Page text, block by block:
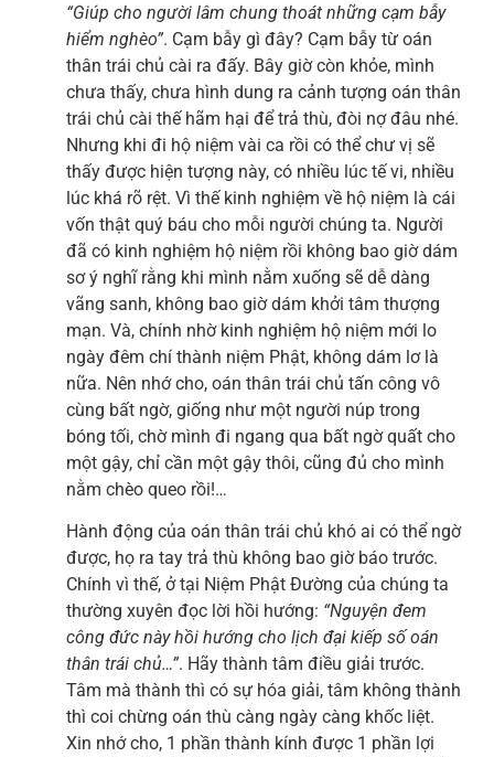
“Giúp cho người lâm chung thoát những cạm bẫy
hiểm nghèo”. Cạm bẫy gì đây? Cạm bẫy từ oán
thân trái chủ cài ra đấy. Bây giờ còn khỏe, mình
chưa thấy, chưa hình dung ra cảnh tượng oán thân
trái chủ cài thế hãm hại để trả thù, đòi nợ đâu nhé.
Nhưng khi đi hộ niệm vài ca rồi có thể chư vị sẽ
thấy được hiện tượng này, có nhiều lúc tế vi, nhiều
lúc khá rõ rệt. Vì thế kinh nghiệm về hộ niệm là cái
vốn thật quý báu cho mỗi người chúng ta. Người
đã có kinh nghiệm hộ niệm rồi không bao giờ dám
sơ ý nghĩ rằng khi mình nằm xuống sẽ dễ dàng
vãng sanh, không bao giờ dám khởi tâm thượng
mạn. Và, chính nhờ kinh nghiệm hộ niệm mới lo
ngày đêm chí thành niệm Phật, không dám lơ là
nữa. Nên nhớ cho, oán thân trái chủ tấn công vô
cùng bất ngờ, giống như một người núp trong
bóng tối, chờ mình đi ngang qua bất ngờ quất cho
một gậy, chỉ cần một gậy thôi, cũng đủ cho mình
nằm chèo queo rồi!…
Hành động của oán thân trái chủ khó ai có thể ngờ
được, họ ra tay trả thù không bao giờ báo trước.
Chính vì thế, ở tại Niệm Phật Đường của chúng ta
thường xuyên đọc lời hồi hướng: “Nguyện đem
công đức này hồi hướng cho lịch đại kiếp số oán
thân trái chủ…”. Hãy thành tâm điều giải trước.
Tâm mà thành thì có sự hóa giải, tâm không thành
thì coi chừng oán thù càng ngày càng khốc liệt.
Xin nhớ cho, 1 phần thành kính được 1 phần lợi